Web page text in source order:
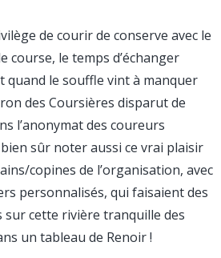
de courir de conserve avec le
course, le temps d’échanger
quand le souffle vint à manquer
des Coursières disparut de
l’anonymat des coureurs
sûr noter aussi ce vrai plaisir
copines de l’organisation, avec
personnalisés, qui faisaient des
cette rivière tranquille des
un tableau de Renoir !